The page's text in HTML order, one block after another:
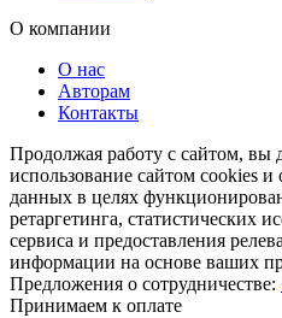
О компании
О нас
Авторам
Контакты
Продолжая работу с сайтом, вы
использование сайтом cookies
данных в целях
ретаргетинга, статистических
сервиса и предоставления
информации на основе ваших
Предложения о сотрудничестве:
Принимаем к оплате